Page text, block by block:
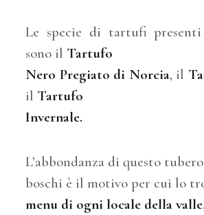
Le specie di tartufi
sono il Tartufo
Nero Pregiato di Norcia, il
il Tartufo
Invernale.
L’abbondanza di questo
boschi è il motivo per cui lo
menu di ogni locale della valle.